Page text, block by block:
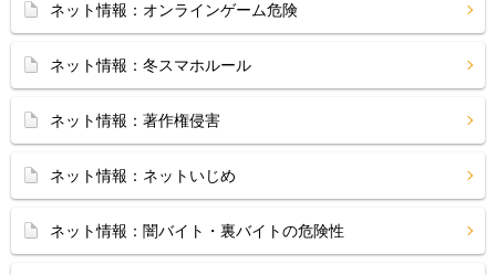
ネット情報：オンラインゲーム危険
ネット情報：冬スマホルール
ネット情報：著作権侵害
ネット情報：ネットいじめ
ネット情報：闇バイト・裏バイトの危険性